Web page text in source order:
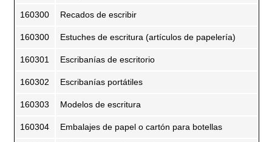
160300 Recados de escribir
160300 Estuches de escritura (artículos de papelería)
160301 Escribanías de escritorio
160302 Escribanías portátiles
160303 Modelos de escritura
160304 Embalajes de papel o cartón para botellas